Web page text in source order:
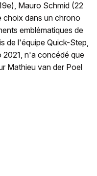
Mauro Schmid (22
choix dans un chrono
emblématiques de
de l'équipe Quick-Step,
2021, n'a concédé que
Mathieu van der Poel